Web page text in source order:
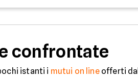
confrontate
istanti i mutui on lineofferti